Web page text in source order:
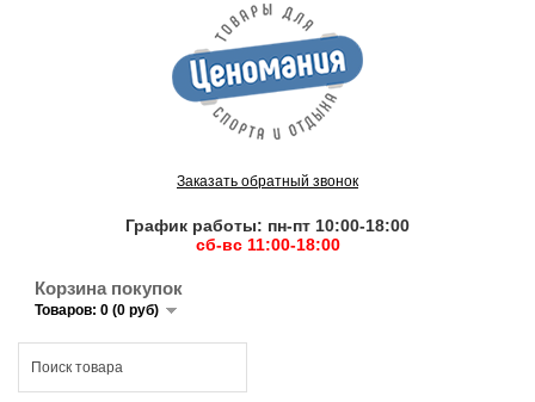
Заказать обратный звонок
График работы: пн-пт 10:00-18:00
сб-вс 11:00-18:00
Корзина покупок
Товаров: 0 (0 руб)